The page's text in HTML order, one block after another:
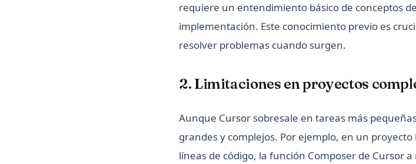
requiere un entendimiento básico de conceptos
implementación. Este conocimiento previo es
resolver problemas cuando surgen.
2. Limitaciones en proyectos
Aunque Cursor sobresale en tareas más
grandes y complejos. Por ejemplo, en un
líneas de código, la función Composer de Cursor